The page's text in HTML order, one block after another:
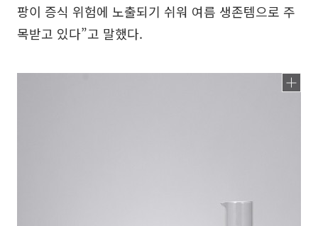
팡이 증식 위험에 노출되기 쉬워 여름 생존템으로 주
목받고 있다”고 말했다.